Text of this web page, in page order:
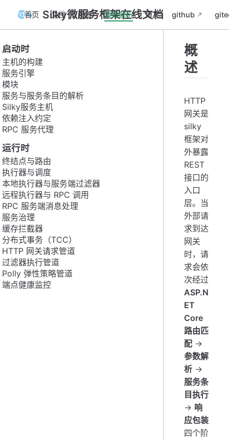
Silky微服务框架在线文档
首页 文档 配置 源码解析 博文 github
启动时
主机的构建
服务引擎
模块
服务与服务条目的解析
Silky服务主机
依赖注入约定
RPC 服务代理
运行时
终结点与路由
执行器与调度
本地执行器与服务端过滤器
远程执行器与 RPC 调用
RPC 服务端消息处理
服务治理
缓存拦截器
分布式事务（TCC）
HTTP 网关请求管道
过滤器执行管道
Polly 弹性策略管道
端点健康监控
概
述
HTTP
网关是
silky
框架对
外暴露
REST
接口的
入口
层。当
外部请
求到达
网关
时，请
求会依
次经过
ASP.N
ET
Core
路由匹
配 →
参数解
析 →
服务条
目执行
→ 响
应包装
四个阶